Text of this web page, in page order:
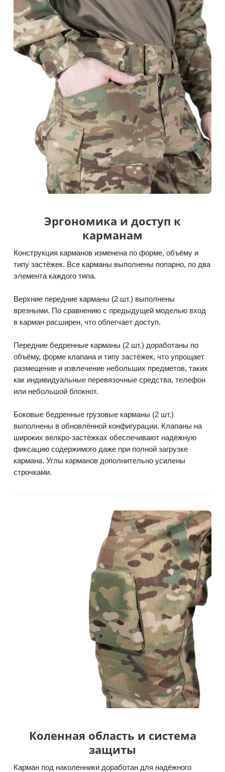
Эргономика и доступ к
карманам
Конструкция карманов изменена по форме, объёму и
типу застёжек. Все карманы выполнены попарно, по два
элемента каждого типа.
Верхние передние карманы (2 шт.) выполнены
врезными. По сравнению с предыдущей моделью вход
в карман расширен, что облегчает доступ.
Передние бедренные карманы (2 шт.) доработаны по
объёму, форме клапана и типу застёжек, что упрощает
размещение и извлечение небольших предметов, таких
как индивидуальные перевязочные средства, телефон
или небольшой блокнот.
Боковые бедренные грузовые карманы (2 шт.)
выполнены в обновлённой конфигурации. Клапаны на
широких велкро-застёжках обеспечивают надёжную
фиксацию содержимого даже при полной загрузке
кармана. Углы карманов дополнительно усилены
строчками.
Коленная область и система
защиты
Карман под наколенники доработан для надёжного